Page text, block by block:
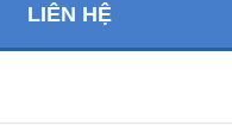
LIÊN HỆ